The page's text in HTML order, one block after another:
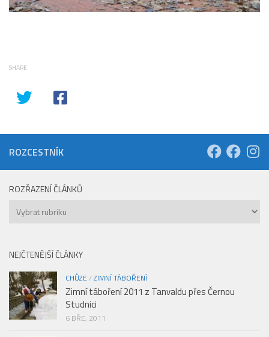
SHARE
ROZCESTNÍK
ROZŘAZENÍ ČLÁNKŮ
Rozřazení
článků
NEJČTENĚJŠÍ ČLÁNKY
CHŮZE/ZIMNÍ TÁBOŘENÍ
Zimní táboření 2011 z Tanvaldu přes Černou
Studnici
6 BŘE, 2011